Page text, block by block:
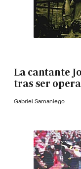
La cantante
tras ser
Gabriel Samaniego